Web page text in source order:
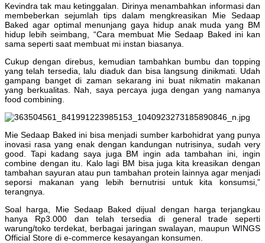
Kevindra tak mau ketinggalan. Dirinya menambahkan informasi dan
membeberkan sejumlah tips dalam mengkreasikan Mie Sedaap
Baked agar optimal menunjang gaya hidup anak muda yang BM
hidup lebih seimbang, “Cara membuat Mie Sedaap Baked ini kan
sama seperti saat membuat mi instan biasanya.
Cukup dengan direbus, kemudian tambahkan bumbu dan topping
yang telah tersedia, lalu diaduk dan bisa langsung dinikmati. Udah
gampang banget di zaman sekarang ini buat nikmatin makanan
yang berkualitas. Nah, saya percaya juga dengan yang namanya
food combining.
Mie Sedaap Baked ini bisa menjadi sumber karbohidrat yang punya
inovasi rasa yang enak dengan kandungan nutrisinya, sudah very
good. Tapi kadang saya juga BM ingin ada tambahan ini, ingin
combine dengan itu. Kalo lagi BM bisa juga kita kreasikan dengan
tambahan sayuran atau pun tambahan protein lainnya agar menjadi
seporsi makanan yang lebih bernutrisi untuk kita konsumsi,”
terangnya.
Soal harga, Mie Sedaap Baked dijual dengan harga terjangkau
hanya Rp3.000 dan telah tersedia di general trade seperti
warung/toko terdekat, berbagai jaringan swalayan, maupun WINGS
Official Store di e-commerce kesayangan konsumen.